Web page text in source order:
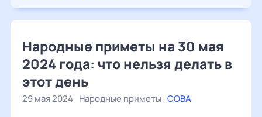
Народные приметы на 30 мая
2024 года: что нельзя делать в
этот день
29 мая 2024 Народные приметы СОВА